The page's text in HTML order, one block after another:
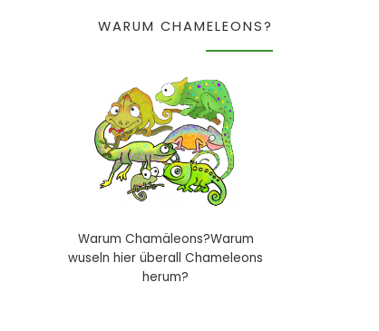
WARUM CHAMELEONS?
Warum Chamäleons?Warum
wuseln hier überall Chameleons
herum?